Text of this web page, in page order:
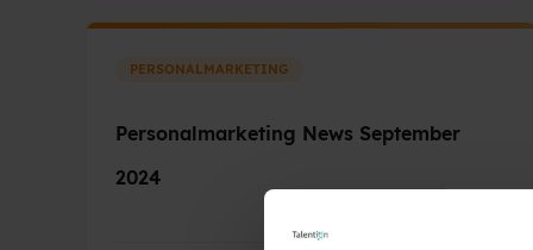
PERSONALMARKETING
Personalmarketing News September
2024